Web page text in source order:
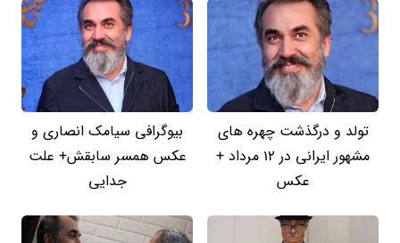
تولد و درگذشت چهره های
مشهور ایرانی در 12 مرداد +
عکس
بیوگرافی سیامک انصاری و
عکس همسر سابقش+ علت
جدایی